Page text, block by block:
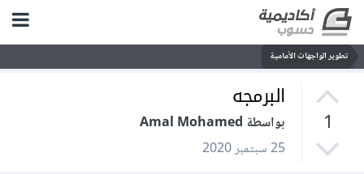
تطوير الواجهات الأمامية
1
البرمجه
بواسطة Amal Mohamed
25 سبتمبر 2020